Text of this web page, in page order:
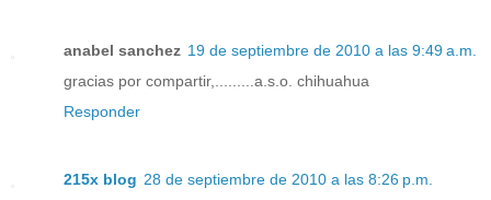
anabel sanchez 19 de septiembre de 2010 a las 9:49 a.m.
gracias por compartir,.........a.s.o. chihuahua
Responder
215x blog 28 de septiembre de 2010 a las 8:26 p.m.